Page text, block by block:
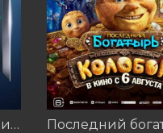
Человек-паук: Вдали от дома (2019)